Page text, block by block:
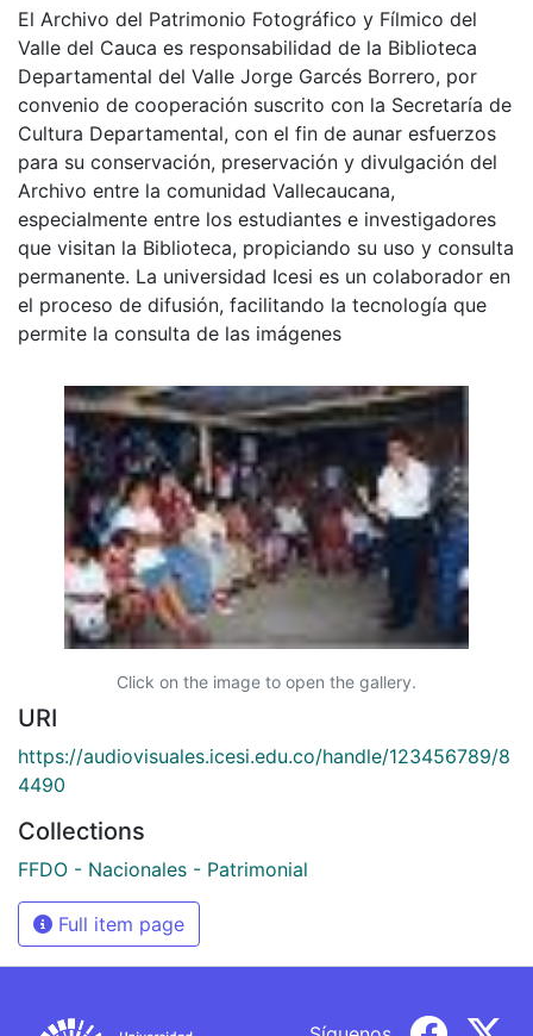
El Archivo del Patrimonio Fotográfico y Fílmico del
Valle del Cauca es responsabilidad de la Biblioteca
Departamental del Valle Jorge Garcés Borrero, por
convenio de cooperación suscrito con la Secretaría de
Cultura Departamental, con el fin de aunar esfuerzos
para su conservación, preservación y divulgación del
Archivo entre la comunidad Vallecaucana,
especialmente entre los estudiantes e investigadores
que visitan la Biblioteca, propiciando su uso y consulta
permanente. La universidad Icesi es un colaborador en
el proceso de difusión, facilitando la tecnología que
permite la consulta de las imágenes
Click on the image to open the gallery.
URI
https://audiovisuales.icesi.edu.co/handle/123456789/8
4490
Collections
FFDO - Nacionales - Patrimonial
Full item page